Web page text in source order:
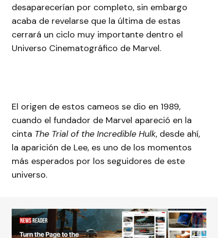
desaparecerían por completo, sin embargo
acaba de revelarse que la última de estas
cerrará un ciclo muy importante dentro el
Universo Cinematográfico de Marvel.
El origen de estos cameos se dio en 1989,
cuando el fundador de Marvel apareció en la
cinta The Trial of the Incredible Hulk, desde ahí,
la aparición de Lee, es uno de los momentos
más esperados por los seguidores de este
universo.